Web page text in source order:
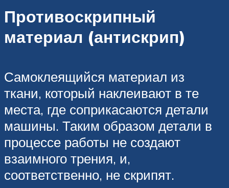
Противоскрипный
материал (антискрип)
Самоклеящийся материал из
ткани, который наклеивают в те
места, где соприкасаются детали
машины. Таким образом детали в
процессе работы не создают
взаимного трения, и,
соответственно, не скрипят.